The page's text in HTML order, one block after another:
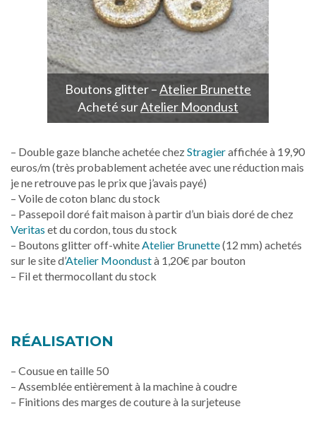
Boutons glitter –Atelier Brunette
Acheté surAtelier Moondust
– Double gaze blanche achetée chezStragieraffichée à 19,90
euros/m (très probablement achetée avec une réduction mais
je ne retrouve pas le prix que j’avais payé)
– Voile de coton blanc du stock
– Passepoil doré fait maison à partir d’un biais doré de chez
Veritas et du cordon, tous du stock
– Boutons glitter off-white Atelier Brunette(12 mm) achetés
sur le site d’Atelier Moondustà 1,20€ par bouton
– Fil et thermocollant du stock
RÉALISATION
– Cousue en taille 50
– Assemblée entièrement à la machine à coudre
– Finitions des marges de couture à la surjeteuse